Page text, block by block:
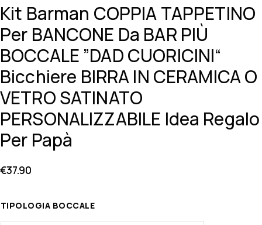
Kit Barman COPPIA TAPPETINO
Per BANCONE Da BAR PIÙ
BOCCALE ”DAD CUORICINI“
Bicchiere BIRRA IN CERAMICA O
VETRO SATINATO
PERSONALIZZABILE Idea Regalo
Per Papà
€37.90
TIPOLOGIA BOCCALE